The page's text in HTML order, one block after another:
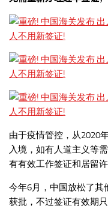
由于疫情管控，从2020
入境，如有人道主义等
有有效工作签证和居留
今年6月，中国放松了其
获批，不过签证有效期只